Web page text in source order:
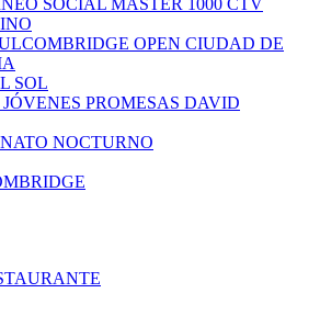
SOCIAL MASTER 1000 CTV
OPEN CIUDAD DE
SOL
PROMESAS DAVID
NOCTURNO